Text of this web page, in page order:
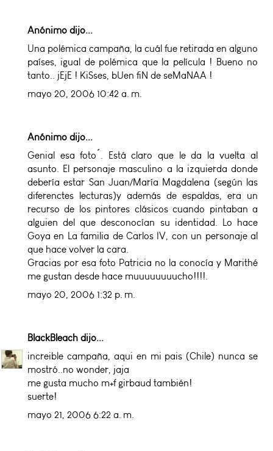
Anónimo dijo...
Una polémica campaña, la cuál fue retirada en alguno
países, igual de polémica que la película ! Bueno no
tanto.. jEjE ! KiSses, bUen fiN de seMaNAA !
mayo 20, 2006 10:42 a. m.
Anónimo dijo...
Genial esa foto´. Está claro que le da la vuelta al
asunto. El personaje masculino a la izquierda donde
debería estar San Juan/María Magdalena (según las
diferenctes lecturas)y además de espaldas, era un
recurso de los pintores clásicos cuando pintaban a
alguien del que desconocían su identidad. Lo hace
Goya en La familia de Carlos IV, con un personaje al
que hace volver la cara.
Gracias por esa foto Patricia no la conocía y Marithé
me gustan desde hace muuuuuuuucho!!!!.
mayo 20, 2006 1:32 p. m.
BlackBleach dijo...
increible campaña, aqui en mi pais (Chile) nunca se
mostró..no wonder, jaja
me gusta mucho m+f girbaud también!
suerte!
mayo 21, 2006 6:22 a. m.